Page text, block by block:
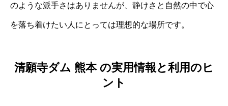
のような派手さはありませんが、静けさと自然の中で心
を落ち着けたい人にとっては理想的な場所です。
清願寺ダム 熊本 の実用情報と利用のヒ
ント